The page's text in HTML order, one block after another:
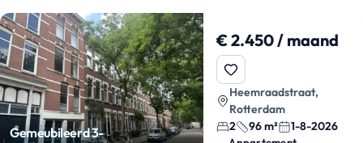
Gemeubileerd 3-
€ 2.450 / maand
Heemraadstraat,
Rotterdam
2
96 m² 1-8-2026